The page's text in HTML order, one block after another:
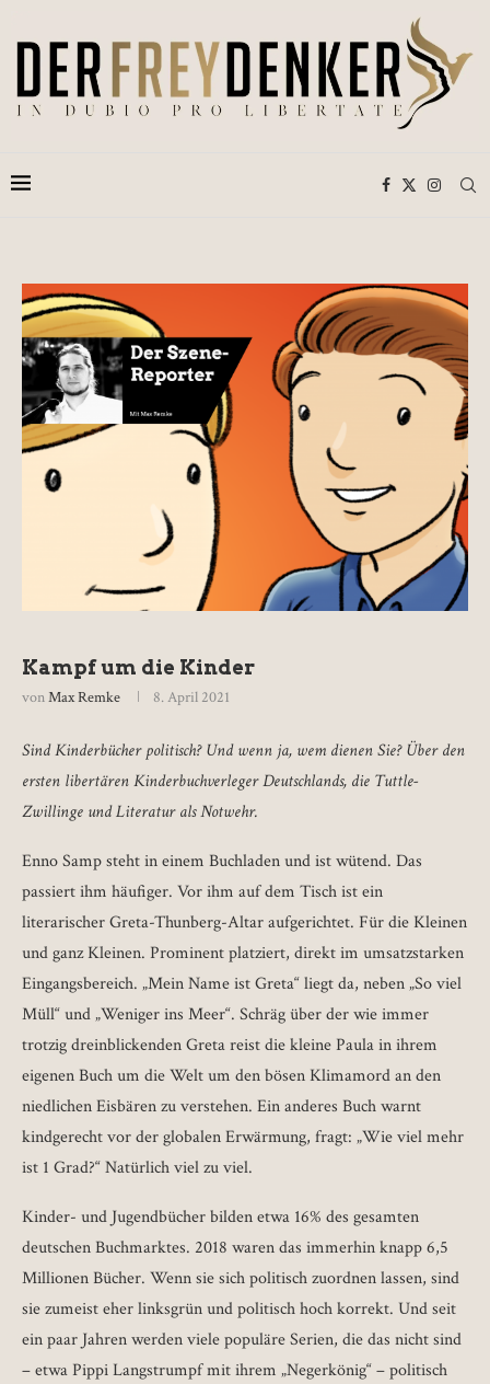
Kampf um die Kinder
vonMax Remke 8. April 2021
Sind Kinderbücher politisch? Und wenn ja, wem dienen Sie? Über den
ersten libertären Kinderbuchverleger Deutschlands, die Tuttle-
Zwillinge und Literatur als Notwehr.
Enno Samp steht in einem Buchladen und ist wütend. Das
passiert ihm häufiger. Vor ihm auf dem Tisch ist ein
literarischer Greta-Thunberg-Altar aufgerichtet. Für die Kleinen
und ganz Kleinen. Prominent platziert, direkt im umsatzstarken
Eingangsbereich. „Mein Name ist Greta“ liegt da, neben „So viel
Müll“ und „Weniger ins Meer“. Schräg über der wie immer
trotzig dreinblickenden Greta reist die kleine Paula in ihrem
eigenen Buch um die Welt um den bösen Klimamord an den
niedlichen Eisbären zu verstehen. Ein anderes Buch warnt
kindgerecht vor der globalen Erwärmung, fragt: „Wie viel mehr
ist 1 Grad?“ Natürlich viel zu viel.
Kinder- und Jugendbücher bilden etwa 16% des gesamten
deutschen Buchmarktes. 2018 waren das immerhin knapp 6,5
Millionen Bücher. Wenn sie sich politisch zuordnen lassen, sind
sie zumeist eher linksgrün und politisch hoch korrekt. Und seit
ein paar Jahren werden viele populäre Serien, die das nicht sind
– etwa Pippi Langstrumpf mit ihrem „Negerkönig“ – politisch